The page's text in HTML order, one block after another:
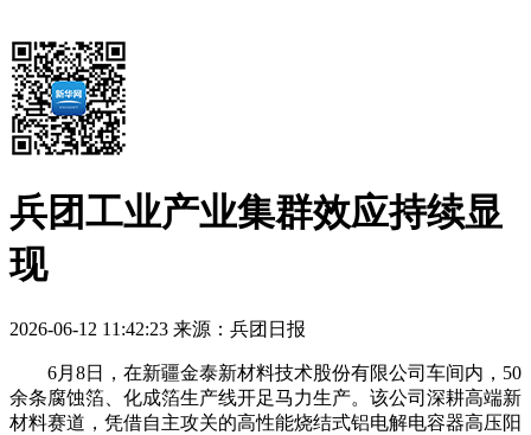
兵团工业产业集群效应持续显
现
2026-06-12 11:42:23 来源：兵团日报
6月8日，在新疆金泰新材料技术股份有限公司车间内，50
余条腐蚀箔、化成箔生产线开足马力生产。该公司深耕高端新
材料赛道，凭借自主攻关的高性能烧结式铝电解电容器高压阳